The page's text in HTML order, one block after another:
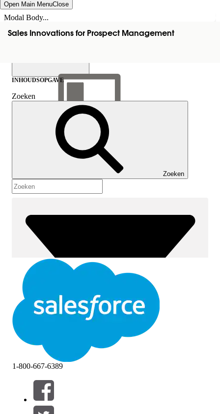
Open Main MenuClose
Modal Body...
Sales Innovations for Prospect Management
Inhoudsopgave
weergeven
Inhoudsopgave
INHOUDSOPGAVE
Zoeken
Zoeken
Filters (0)
FILTERS SELECTEREN
1-800-667-6389